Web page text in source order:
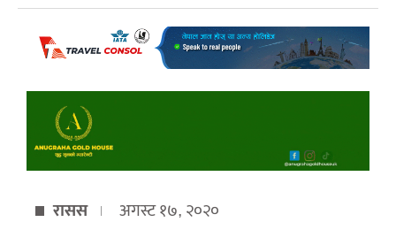
रासस अगस्ट १७, २०२०